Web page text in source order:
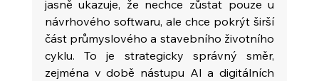
jasně ukazuje, že nechce zůstat pouze u
návrhového softwaru, ale chce pokrýt širší
část průmyslového a stavebního životního
cyklu. To je strategicky správný směr,
zejména v době nástupu AI a digitálních